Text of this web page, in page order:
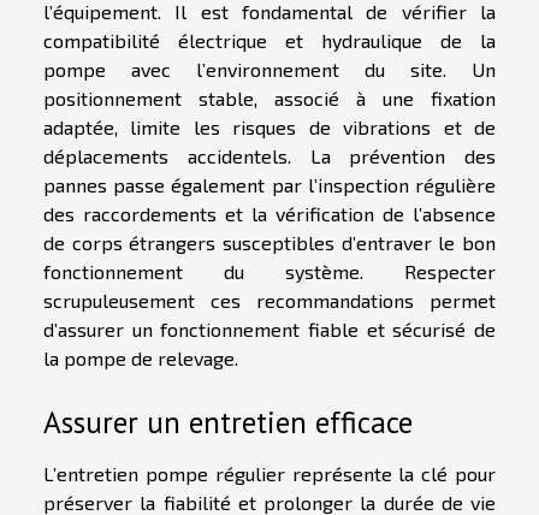
l’équipement. Il est fondamental de vérifier la
compatibilité électrique et hydraulique de la
pompe avec l’environnement du site. Un
positionnement stable, associé à une fixation
adaptée, limite les risques de vibrations et de
déplacements accidentels. La prévention des
pannes passe également par l’inspection régulière
des raccordements et la vérification de l’absence
de corps étrangers susceptibles d’entraver le bon
fonctionnement du système. Respecter
scrupuleusement ces recommandations permet
d’assurer un fonctionnement fiable et sécurisé de
la pompe de relevage.
Assurer un entretien efficace
L’entretien pompe régulier représente la clé pour
préserver la fiabilité et prolonger la durée de vie